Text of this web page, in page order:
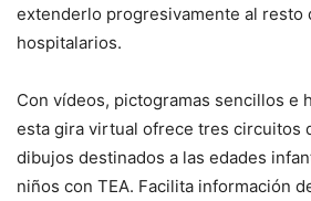
extenderlo progresivamente al resto
hospitalarios.
Con vídeos, pictogramas sencillos e
esta gira virtual ofrece tres circuitos
dibujos destinados a las edades
niños con TEA. Facilita información